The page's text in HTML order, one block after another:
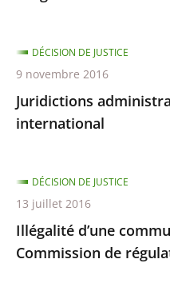
Juridictions
international
DÉCISION DE JUSTICE
9 novembre 2016
Illégalité d’une
Commission de
DÉCISION DE JUSTICE
13 juillet 2016